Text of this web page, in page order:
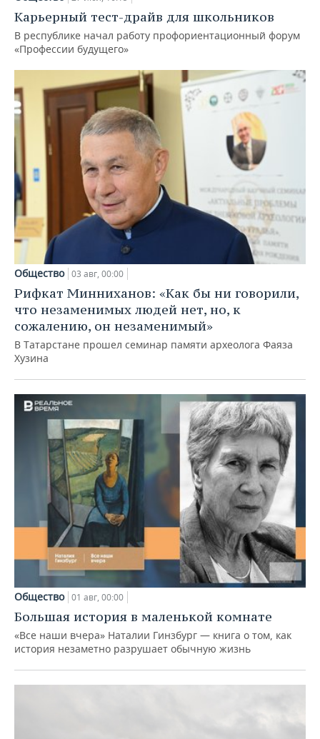
Карьерный тест-драйв для школьников
В республике начал работу профориентационный форум
«Профессии будущего»
Общество 03 авг, 00:00
Рифкат Минниханов: «Как бы ни говорили,
что незаменимых людей нет, но, к
сожалению, он незаменимый»
В Татарстане прошел семинар памяти археолога Фаяза
Хузина
Общество 01 авг, 00:00
Большая история в маленькой комнате
«Все наши вчера» Наталии Гинзбург — книга о том, как
история незаметно разрушает обычную жизнь